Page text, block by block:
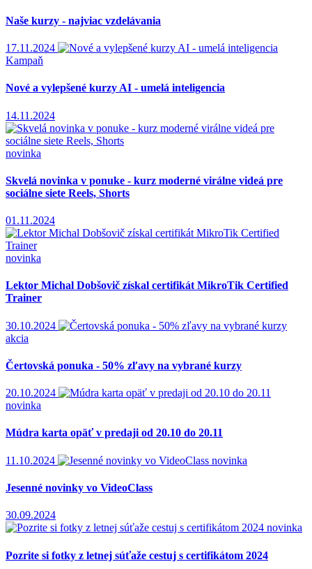
Naše kurzy - najviac vzdelávania
17.11.2024
Kampaň
Nové a vylepšené kurzy AI - umelá inteligencia
14.11.2024
novinka
Skvelá novinka v ponuke - kurz moderné virálne videá pre
sociálne siete Reels, Shorts
01.11.2024
novinka
Lektor Michal Dobšovič získal certifikát MikroTik Certified
Trainer
30.10.2024
akcia
Čertovská ponuka - 50% zľavy na vybrané kurzy
20.10.2024
novinka
Múdra karta opäť v predaji od 20.10 do 20.11
11.10.2024 novinka
Jesenné novinky vo VideoClass
30.09.2024
novinka
Pozrite si fotky z letnej súťaže cestuj s certifikátom 2024